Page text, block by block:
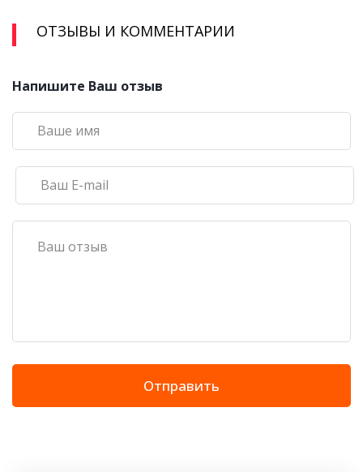
ОТЗЫВЫ И КОММЕНТАРИИ
Напишите Ваш отзыв
Отправить